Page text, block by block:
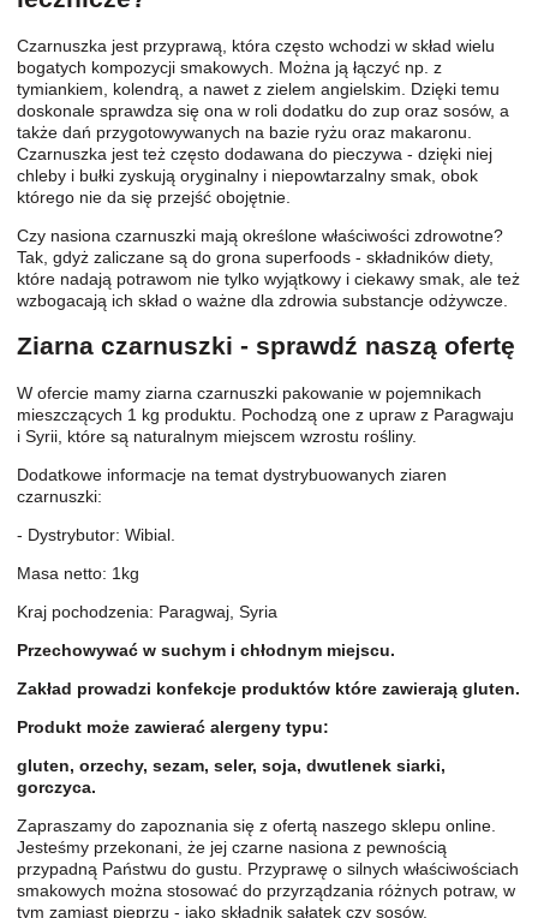
Czarnuszka jest przyprawą, która często wchodzi w skład wielu
bogatych kompozycji smakowych. Można ją łączyć np. z
tymiankiem, kolendrą, a nawet z zielem angielskim. Dzięki temu
doskonale sprawdza się ona w roli dodatku do zup oraz sosów, a
także dań przygotowywanych na bazie ryżu oraz makaronu.
Czarnuszka jest też często dodawana do pieczywa - dzięki niej
chleby i bułki zyskują oryginalny i niepowtarzalny smak, obok
którego nie da się przejść obojętnie.
Czy nasiona czarnuszki mają określone właściwości zdrowotne?
Tak, gdyż zaliczane są do grona superfoods - składników diety,
które nadają potrawom nie tylko wyjątkowy i ciekawy smak, ale też
wzbogacają ich skład o ważne dla zdrowia substancje odżywcze.
Ziarna czarnuszki - sprawdź naszą ofertę
W ofercie mamy ziarna czarnuszki pakowanie w pojemnikach
mieszczących 1 kg produktu. Pochodzą one z upraw z Paragwaju
i Syrii, które są naturalnym miejscem wzrostu rośliny.
Dodatkowe informacje na temat dystrybuowanych ziaren
czarnuszki:
- Dystrybutor: Wibial.
Masa netto: 1kg
Kraj pochodzenia: Paragwaj, Syria
Przechowywać w suchym i chłodnym miejscu.
Zakład prowadzi konfekcje produktów które zawierają gluten.
Produkt może zawierać alergeny typu:
gluten, orzechy, sezam, seler, soja, dwutlenek siarki,
gorczyca.
Zapraszamy do zapoznania się z ofertą naszego sklepu online.
Jesteśmy przekonani, że jej czarne nasiona z pewnością
przypadną Państwu do gustu. Przyprawę o silnych właściwościach
smakowych można stosować do przyrządzania różnych potraw, w
tym zamiast pieprzu - jako składnik sałatek czy sosów.